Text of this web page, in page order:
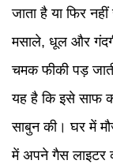
जाता है या फिर
मसाले, धूल और
चमक फीकी पड़
यह है कि इसे साफ
साबुन की। घर में
में अपने गैस लाइटर